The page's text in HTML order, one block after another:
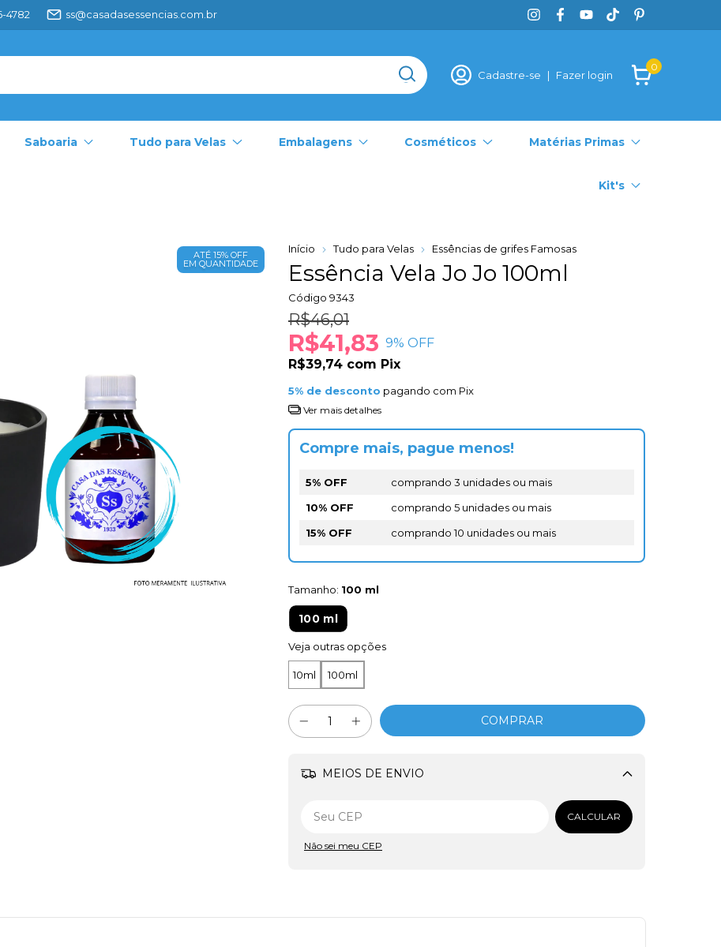
4782 ss@casadasessencias.com.br
Cadastre-se | Fazer login
0
Saboaria Tudo para Velas Embalagens Cosméticos Matérias Primas
Kit's
ATÉ 15% OFF
EM QUANTIDADE
Início Tudo para Velas Essências de grifes Famosas
Essência Vela Jo Jo 100ml
Código 9343
R$46,01
R$41,83 9% OFF
R$39,74 com Pix
5% de desconto pagando com Pix
Ver mais detalhes
Compre mais, pague menos!
5% OFF
comprando 3 unidades ou mais
10% OFF
comprando 5 unidades ou mais
15% OFF
comprando 10 unidades ou mais
Tamanho: 100 ml
100 ml
Veja outras opções
10ml 100ml
MEIOS DE ENVIO
Alterar CEP
CALCULAR
Não sei meu CEP